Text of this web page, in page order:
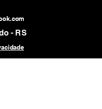
- RS